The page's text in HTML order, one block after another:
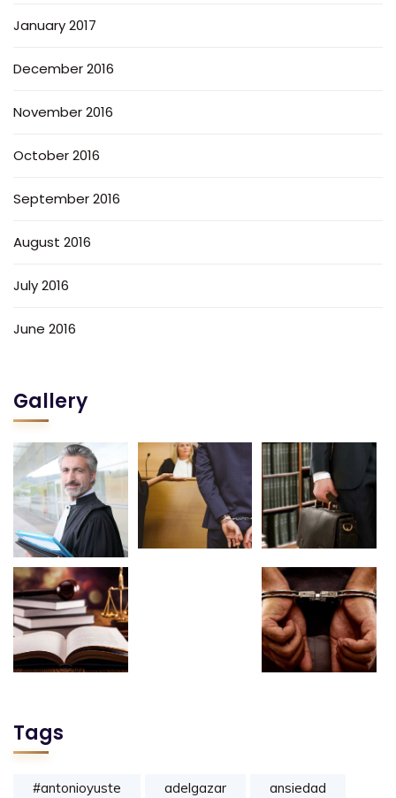
January 2017
December 2016
November 2016
October 2016
September 2016
August 2016
July 2016
June 2016
Gallery
Tags
#antonioyuste adelgazar ansiedad